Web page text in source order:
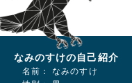
なみのすけの自己紹介
名前： なみのすけ